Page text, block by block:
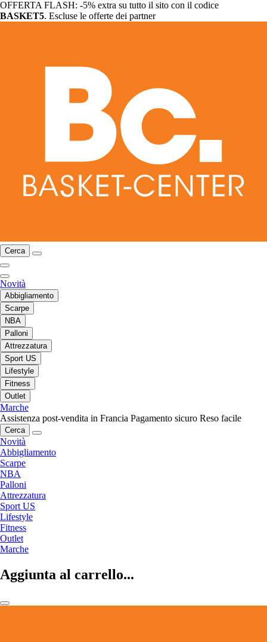
OFFERTA FLASH: -5% extra su tutto il sito con il codice
BASKET5. Escluse le offerte dei partner
Cerca
Novità
Abbigliamento
Scarpe
NBA
Palloni
Attrezzatura
Sport US
Lifestyle
Fitness
Outlet
Marche
Assistenza post-vendita in Francia Pagamento sicuro Reso facile
Cerca
Novità
Abbigliamento
Scarpe
NBA
Palloni
Attrezzatura
Sport US
Lifestyle
Fitness
Outlet
Marche
Aggiunta al carrello...